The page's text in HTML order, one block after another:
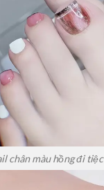
chân màu hồng đi tiệc